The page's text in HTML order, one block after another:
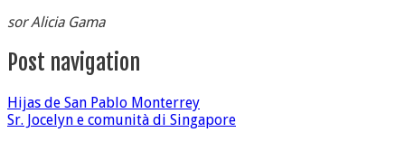
sor Alicia Gama
Post navigation
Hijas de San Pablo Monterrey
Sr. Jocelyn e comunità di Singapore